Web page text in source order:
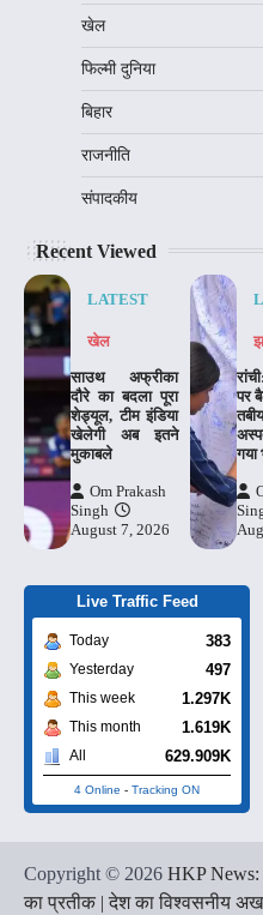
खेल
फिल्मी दुनिया
बिहार
राजनीति
संपादकीय
Recent Viewed
LATEST
खेल
साउथ अफ्रीका
दौरे का बदला पूरा
शेड्यूल, टीम इंडिया
खेलेगी अब इतने
मुकाबले
Om Prakash
Singh
August 7, 2026
पर
गया
Live Traffic Feed
Today 383
Yesterday 497
This week 1.297K
This month 1.619K
All 629.909K
4 Online - Tracking ON
Copyright © 2026 HKP News:
का प्रतीक | देश का विश्वसनीय